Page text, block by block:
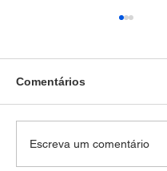
Jovem de 18 anos,
Comentários
Escreva um comentário